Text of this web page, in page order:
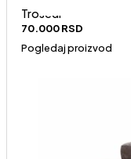
Trosedi
70.000RSD
Pogledaj proizvod